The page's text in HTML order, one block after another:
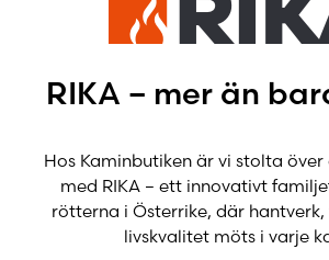
Brunner
Dovre
RIKA – mer än
Hos Kaminbutiken är vi stolta
med RIKA – ett innovativt
rötterna i Österrike, där
livskvalitet möts i varje